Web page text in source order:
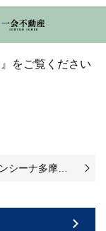
』をご覧ください
川』リノベーション完了いたしました！